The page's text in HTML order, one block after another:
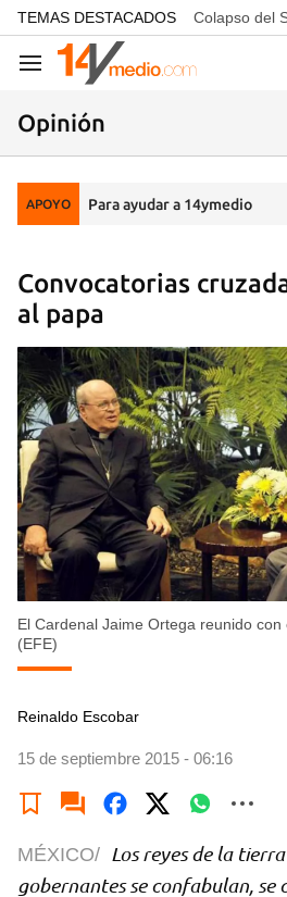
common.go-to-content
TEMAS DESTACADOS Colapso del
Navegación
Opinión
APOYO Para ayudar a 14ymedio
Convocatorias
al papa
El Cardenal Jaime Ortega reunido con
(EFE)
Reinaldo Escobar
15 de septiembre 2015 - 06:16
MÉXICO/ Los reyes de la
gobernantes se confabulan, se